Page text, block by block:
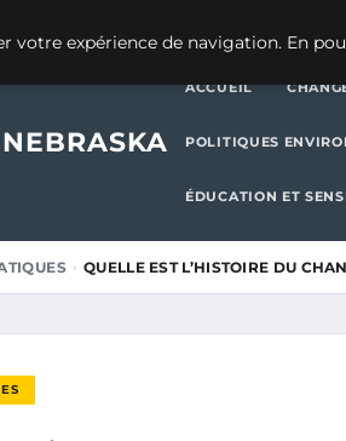
ACCUEIL
POLITIQUES
ÉDUCATION ET
QUELLE EST L’HISTOIRE DU
votre expérience de navigation. En